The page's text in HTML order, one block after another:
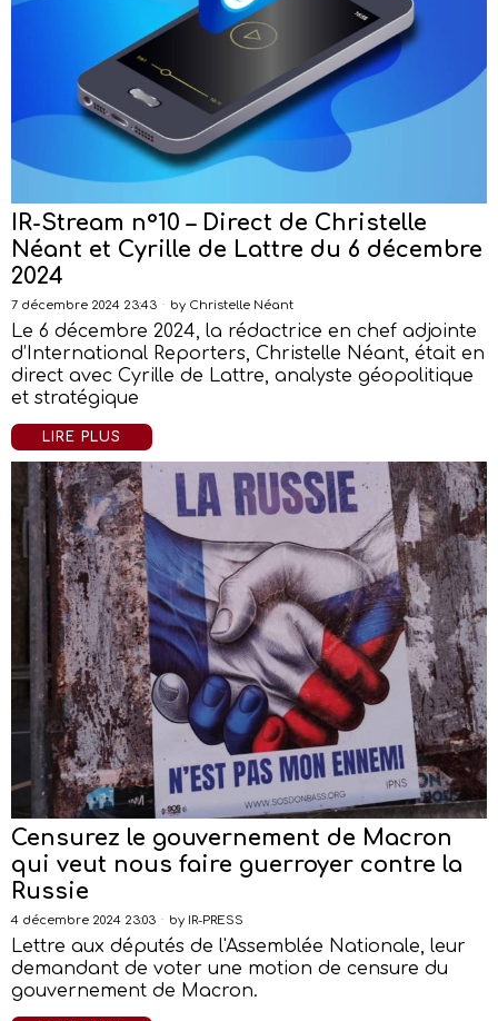
IR-Stream n°10 – Direct de Christelle
Néant et Cyrille de Lattre du 6 décembre
2024
7 décembre 2024 23:43 by Christelle Néant
Le 6 décembre 2024, la rédactrice en chef adjointe
d’International Reporters, Christelle Néant, était en
direct avec Cyrille de Lattre, analyste géopolitique
et stratégique
LIRE PLUS
Censurez le gouvernement de Macron
qui veut nous faire guerroyer contre la
Russie
4 décembre 2024 23:03 by IR-PRESS
Lettre aux députés de l'Assemblée Nationale, leur
demandant de voter une motion de censure du
gouvernement de Macron.